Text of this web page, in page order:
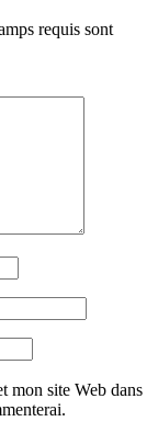
requis sont
mon site Web dans